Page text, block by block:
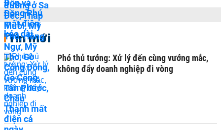
Tin mới
Phó thủ tướng: Xử lý đến cùng vướng mắc,
không đẩy doanh nghiệp đi vòng